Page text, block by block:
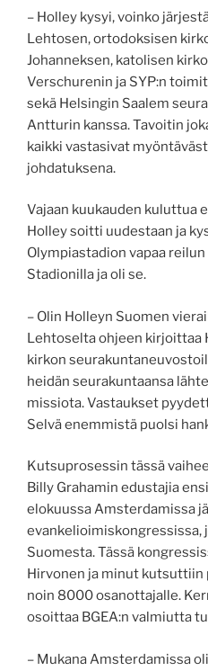
– Holley kysyi, voinko
Lehtosen, ortodoksisen
Johanneksen, katolisen
Verschurenin ja SYP:n
sekä Helsingin Saalem
Antturin kanssa. Tavoitin
kaikki vastasivat
johdatuksena.
Vajaan kuukauden kuluttua
Holley soitti uudestaan ja
Olympiastadion vapaa
Stadionilla ja oli se.
– Olin Holleyn Suomen
Lehtoselta ohjeen kirjoittaa
kirkon
heidän seurakuntaansa
missiota. Vastaukset
Selvä enemmistä puolsi
Kutsuprosessin tässä
Billy Grahamin edustajia
elokuussa Amsterdamissa
Suomesta. Tässä
Hirvonen ja minut
noin 8000 osanottajalle.
osoittaa BGEA:n valmiutta
– Mukana Amsterdamissa